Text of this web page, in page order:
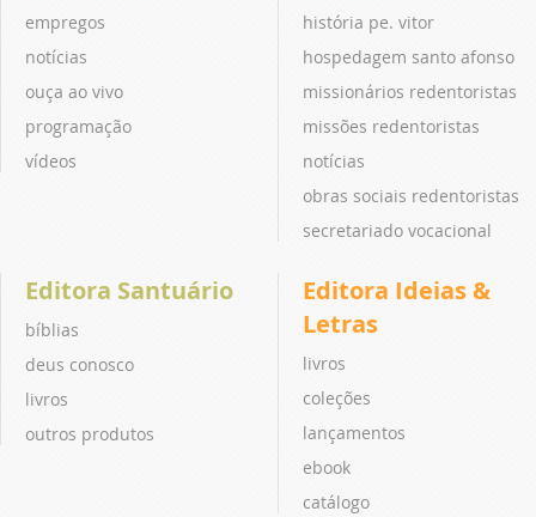
empregos
notícias
ouça ao vivo
programação
vídeos
história pe. vitor
hospedagem santo afonso
missionários redentoristas
missões redentoristas
notícias
obras sociais redentoristas
secretariado vocacional
Editora Santuário
bíblias
deus conosco
livros
outros produtos
Editora Ideias &
Letras
livros
coleções
lançamentos
ebook
catálogo